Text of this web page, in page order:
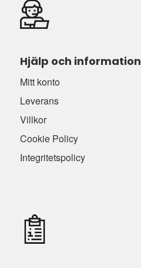
Hjälp och information
Mitt konto
Leverans
Villkor
Cookie Policy
Integritetspolicy